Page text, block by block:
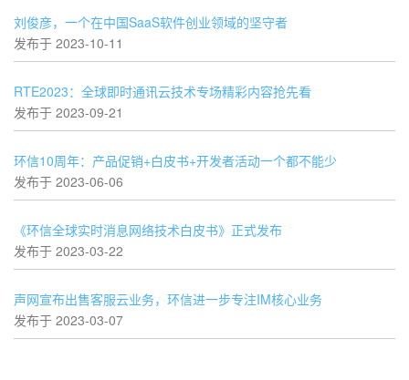
刘俊彦，一个在中国SaaS软件创业领域的坚守者
发布于 2023-10-11
RTE2023：全球即时通讯云技术专场精彩内容抢先看
发布于 2023-09-21
环信10周年：产品促销+白皮书+开发者活动一个都不能少
发布于 2023-06-06
《环信全球实时消息网络技术白皮书》正式发布
发布于 2023-03-22
声网宣布出售客服云业务，环信进一步专注IM核心业务
发布于 2023-03-07